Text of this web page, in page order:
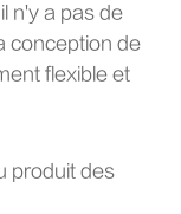
n'y a pas de
conception de
flexible et
produit des